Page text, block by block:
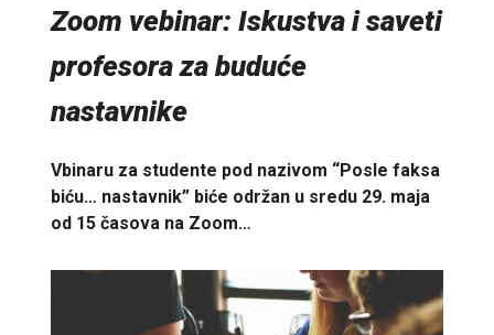
Zoom vebinar: Iskustva i saveti
profesora za buduće
nastavnike
Vbinaru za studente pod nazivom “Posle faksa
biću… nastavnik” biće održan u sredu 29. maja
od 15 časova na Zoom…